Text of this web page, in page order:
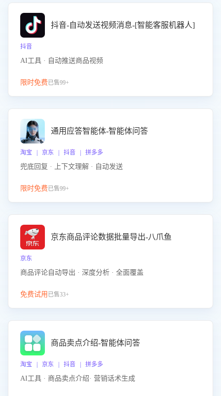
抖音-自动发送视频消息-[智能客服机器人]
抖音
AI工具 · 自动推送商品视频
限时免费已售99+
通用应答智能体-智能体问答
淘宝 | 京东 | 抖音 | 拼多多
兜底回复 · 上下文理解 · 自动发送
限时免费已售99+
京东商品评论数据批量导出-八爪鱼
京东
商品评论自动导出 · 深度分析 · 全面覆盖
免费试用 已售33+
商品卖点介绍-智能体问答
淘宝 | 京东 | 抖音 | 拼多多
AI工具 · 商品卖点介绍· 营销话术生成